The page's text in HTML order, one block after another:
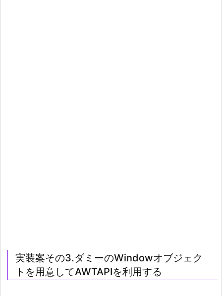
実装案その3.ダミーのWindowオブジェク
トを用意してAWTAPIを利用する